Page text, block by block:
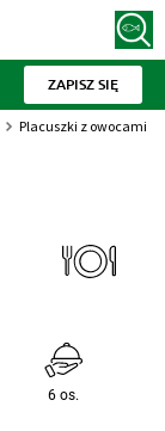
ZAPISZ SIĘ
Placuszki z owocami
6 os.